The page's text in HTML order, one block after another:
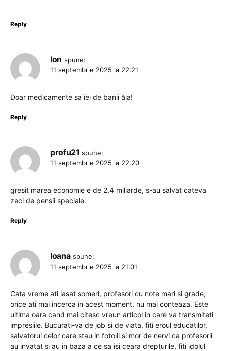
Reply
Ion spune:
11 septembrie 2025 la 22:21
Doar medicamente sa iei de banii ăia!
Reply
profu21 spune:
11 septembrie 2025 la 22:20
gresit marea economie e de 2,4 miliarde, s-au salvat cateva
zeci de pensii speciale.
Reply
Ioana spune:
11 septembrie 2025 la 21:01
Cata vreme ati lasat someri, profesori cu note mari si grade,
orice ati mai incerca in acest moment, nu mai conteaza. Este
ultima oara cand mai citesc vreun articol in care va transmiteti
impresiile. Bucurati-va de job si de viata, fiti eroul educatilor,
salvatorul celor care stau in fotolii si mor de nervi ca profesorii
au invatat si au in baza a ce sa isi ceara drepturile, fiti idolul